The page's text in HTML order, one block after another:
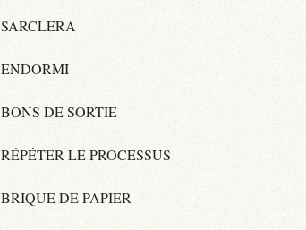
SARCLERA
ENDORMI
BONS DE SORTIE
RÉPÉTER LE PROCESSUS
BRIQUE DE PAPIER